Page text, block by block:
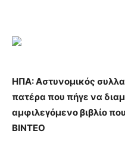
ΗΠΑ: Αστυνομικός
πατέρα που πήγε να
αμφιλεγόμενο βιβλίο
ΒΙΝΤΕΟ